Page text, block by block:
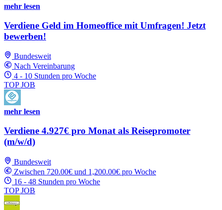
mehr lesen
Verdiene Geld im Homeoffice mit Umfragen! Jetzt
bewerben!
Bundesweit
Nach Vereinbarung
4 - 10 Stunden pro Woche
TOP JOB
mehr lesen
Verdiene 4.927€ pro Monat als Reisepromoter
(m/w/d)
Bundesweit
Zwischen 720.00€ und 1,200.00€ pro Woche
16 - 48 Stunden pro Woche
TOP JOB